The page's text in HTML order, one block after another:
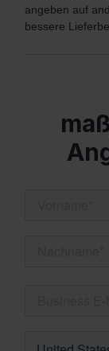
angeben auf
bessere